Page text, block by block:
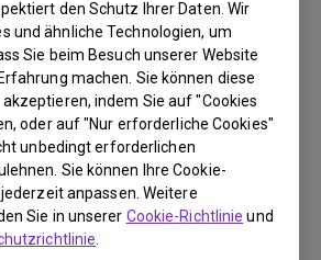
den Schutz Ihrer Daten. Wir
und ähnliche Technologien, um
Sie beim Besuch unserer Website
machen. Sie können diese
indem Sie auf "Cookies
oder auf "Nur erforderliche Cookies"
unbedingt erforderlichen
Sie können Ihre Cookie-
anpassen. Weitere
Sie in unserer Cookie-Richtlinie und
(innen und aussen)
Schaden
und den Lieferschein bereit.
Produkt nicht, da eventuell seine
werden.